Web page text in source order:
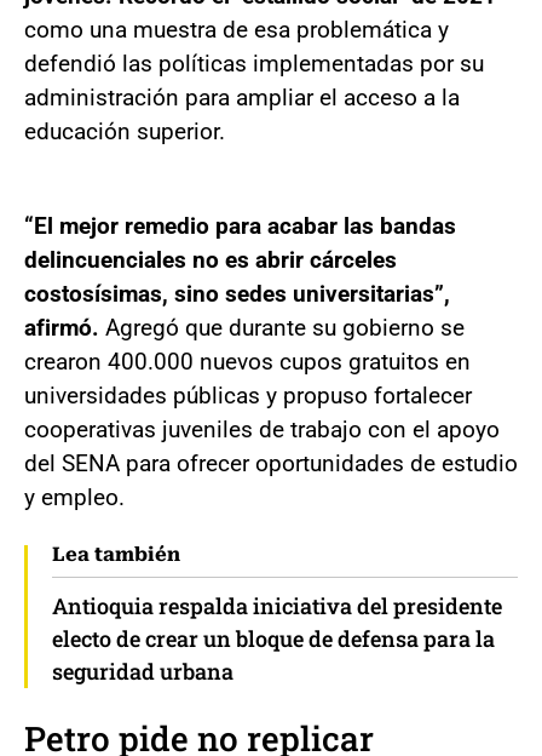
como una muestra de esa problemática y
defendió las políticas implementadas por su
administración para ampliar el acceso a la
educación superior.
“El mejor remedio para acabar las bandas
delincuenciales no es abrir cárceles
costosísimas, sino sedes universitarias”,
afirmó. Agregó que durante su gobierno se
crearon 400.000 nuevos cupos gratuitos en
universidades públicas y propuso fortalecer
cooperativas juveniles de trabajo con el apoyo
del SENA para ofrecer oportunidades de estudio
y empleo.
Lea también
Antioquia respalda iniciativa del presidente
electo de crear un bloque de defensa para la
seguridad urbana
Petro pide no replicar